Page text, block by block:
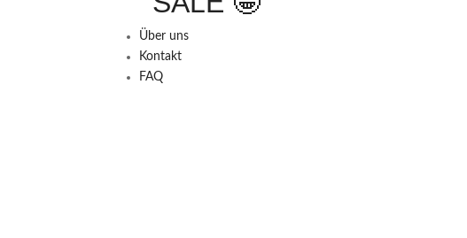
Über uns
Kontakt
FAQ